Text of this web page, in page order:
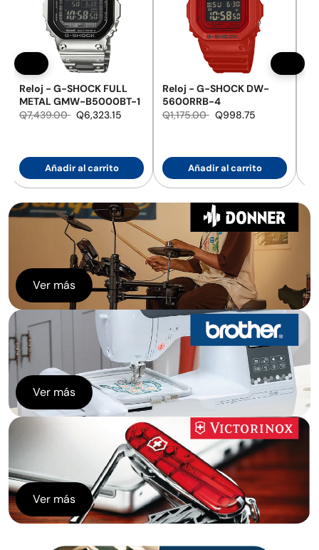
Reloj - G-SHOCK DW-
5600RRB-4
Q1,175.00
Q998.75
Añadir al carrito
Reloj - G-SHOCK
GravityMaster GR-B300-
1A4
Q3,459.00 Q2,940.15
Añadir al carrito
Ver más
Ver más
Ver más